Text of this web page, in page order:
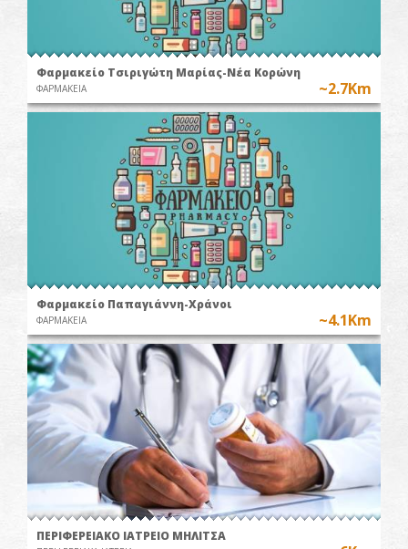
Φαρμακείο Τσιριγώτη Μαρίας-Νέα Κορώνη
ΦΑΡΜΑΚΕΙΑ ~2.7Km
Φαρμακείο Παπαγιάννη-Χράνοι
ΦΑΡΜΑΚΕΙΑ ~4.1Km
ΠΕΡΙΦΕΡΕΙΑΚΟ ΙΑΤΡΕΙΟ ΜΗΛΙΤΣΑ